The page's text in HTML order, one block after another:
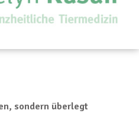
sondern überlegt